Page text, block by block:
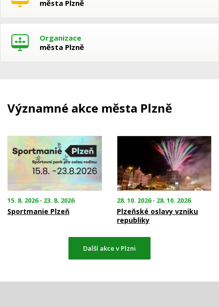
města Plzně
Organizace
města Plzně
Významné akce města Plzně
15. 8. 2026 - 23. 8. 2026
Sportmanie Plzeň
28. 10. 2026 - 28. 10. 2026
Plzeňské oslavy vzniku
republiky
Další akce v Plzni